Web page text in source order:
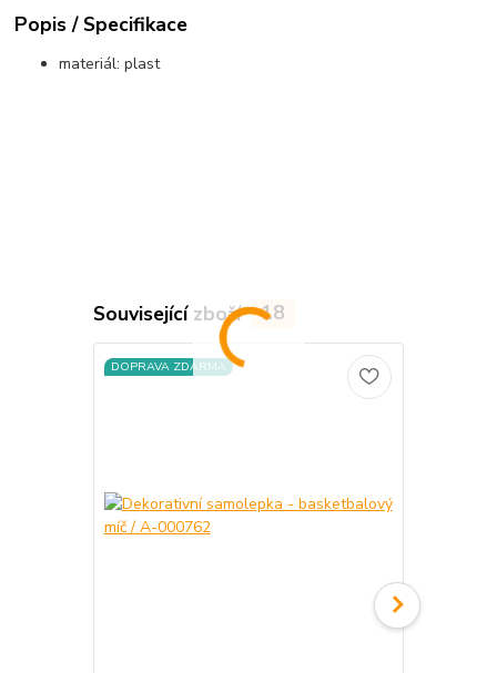
Popis / Specifikace
materiál: plast
Související zboží 18
DOPRAVA ZDARMA